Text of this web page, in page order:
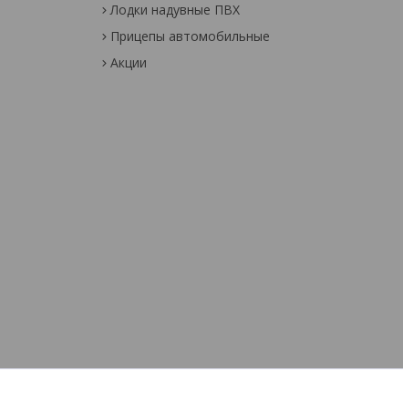
Лодки надувные ПВХ
Прицепы автомобильные
Акции